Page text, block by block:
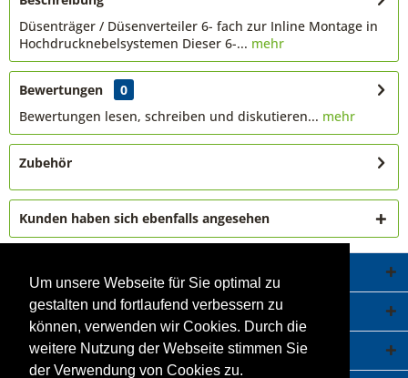
Um unsere Webseite für Sie optimal zu
gestalten und fortlaufend verbessern zu
können, verwenden wir Cookies. Durch die
weitere Nutzung der Webseite stimmen Sie
der Verwendung von Cookies zu.
Düsenträger / Düsenverteiler 6- fach zur Inline Montage in
Hochdrucknebelsystemen Dieser 6-... mehr
Bewertungen
0
Bewertungen lesen, schreiben und diskutieren... mehr
Zubehör
Kunden haben sich ebenfalls angesehen
Service Hotline
Shop Service
Informationen